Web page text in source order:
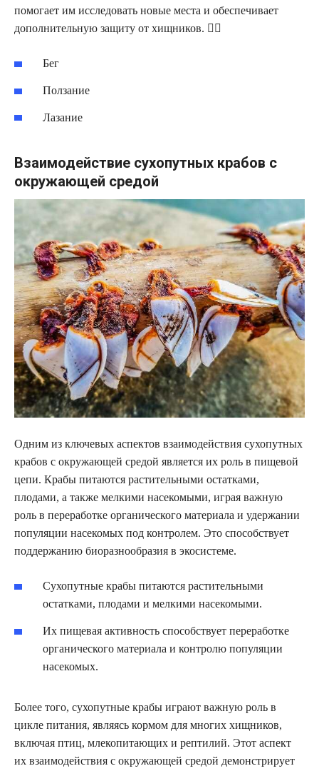
помогает им исследовать новые места и обеспечивает
дополнительную защиту от хищников. 🧗‍♂️
Бег
Ползание
Лазание
Взаимодействие сухопутных крабов с
окружающей средой
Одним из ключевых аспектов взаимодействия сухопутных
крабов с окружающей средой является их роль в пищевой
цепи. Крабы питаются растительными остатками,
плодами, а также мелкими насекомыми, играя важную
роль в переработке органического материала и удержании
популяции насекомых под контролем. Это способствует
поддержанию биоразнообразия в экосистеме.
Сухопутные крабы питаются растительными
остатками, плодами и мелкими насекомыми.
Их пищевая активность способствует переработке
органического материала и контролю популяции
насекомых.
Более того, сухопутные крабы играют важную роль в
цикле питания, являясь кормом для многих хищников,
включая птиц, млекопитающих и рептилий. Этот аспект
их взаимодействия с окружающей средой демонстрирует